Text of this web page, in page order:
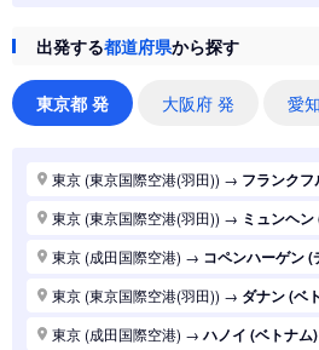
東京 (東京国際空港(羽田))→
東京 (東京国際空港(羽田)) シドニー (
東京 (東京国際空港(羽田))
東京 (東京国際空港(羽田)) パリ (フラ
東京 (東京国際空港(羽田)) ハノイ (ベ
東京 (東京国際空港(羽田)) マニラ (フ
東京 (東京国際空港(羽田)) シンガポー
東京 (東京国際空港(羽田)) ロンドン (
出発する都道府県から探す
東京都 発 大阪府 発 愛
東京 (東京国際空港(羽田)) → フランク
東京 (東京国際空港(羽田)) → ミュンヘ
東京 (成田国際空港) → コペンハーゲン (
東京 (東京国際空港(羽田)) → ダナン (ベ
東京 (成田国際空港) → ハノイ (ベトナム)